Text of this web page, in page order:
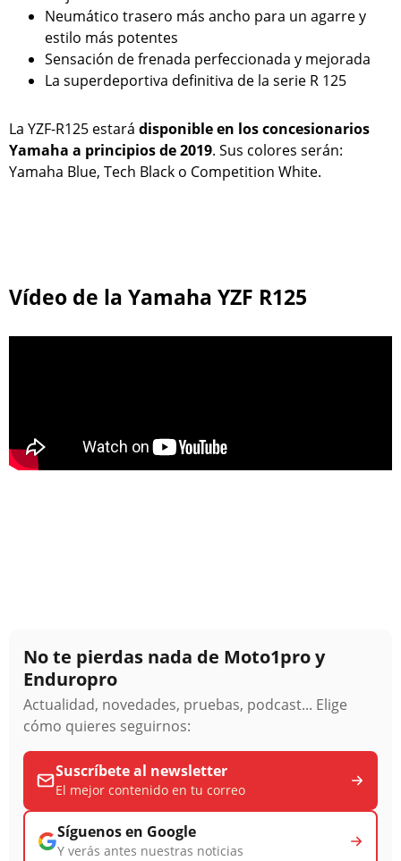
Neumático trasero más ancho para un agarre y
estilo más potentes
Sensación de frenada perfeccionada y mejorada
La superdeportiva definitiva de la serie R 125
La YZF-R125 estará disponible en los concesionarios
Yamaha a principios de 2019. Sus colores serán:
Yamaha Blue, Tech Black o Competition White.
Vídeo de la Yamaha YZF R125
No te pierdas nada de Moto1pro y
Enduropro
Actualidad, novedades, pruebas, podcast... Elige
cómo quieres seguirnos:
Suscríbete al newsletter
El mejor contenido en tu correo
Síguenos en Google
Y verás antes nuestras noticias